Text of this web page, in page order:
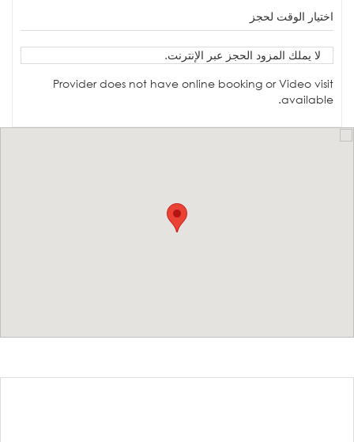
اختيار الوقت لحجز
لا يملك المزود الحجز عبر الإنترنت.
Provider does not have online booking or Video visit
available.